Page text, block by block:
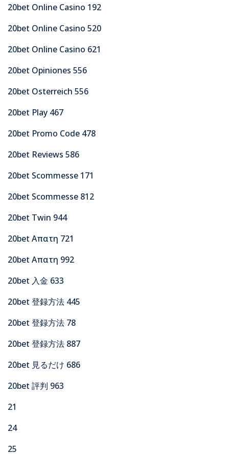
20bet Online Casino 192
20bet Online Casino 520
20bet Online Casino 621
20bet Opiniones 556
20bet Osterreich 556
20bet Play 467
20bet Promo Code 478
20bet Reviews 586
20bet Scommesse 171
20bet Scommesse 812
20bet Twin 944
20bet Απατη 721
20bet Απατη 992
20bet 入金 633
20bet 登録方法 445
20bet 登録方法 78
20bet 登録方法 887
20bet 見るだけ 686
20bet 評判 963
21
24
25